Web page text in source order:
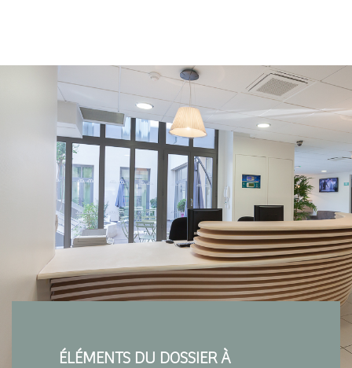
ÉLÉMENTS DU DOSSIER À